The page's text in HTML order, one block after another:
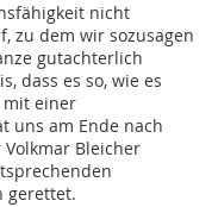
nicht
zu dem wir sozusagen
gutachterlich
dass es so, wie es
mit einer
uns am Ende nach
Bleicher
gerettet.